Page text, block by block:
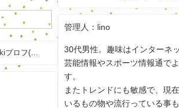
ロフ(年
管理人：lino
30代男性。趣味はインターネ
芸能情報やスポーツ情報通で
す。
またトレンドにも敏感で、現
いるもの物や流行っている事